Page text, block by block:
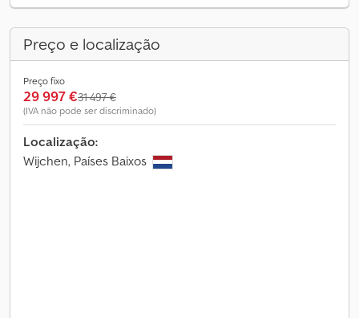
Preço e localização
Preço fixo
29 997 €31 497 €
(IVA não pode ser discriminado)
Localização:
Wijchen, Países Baixos